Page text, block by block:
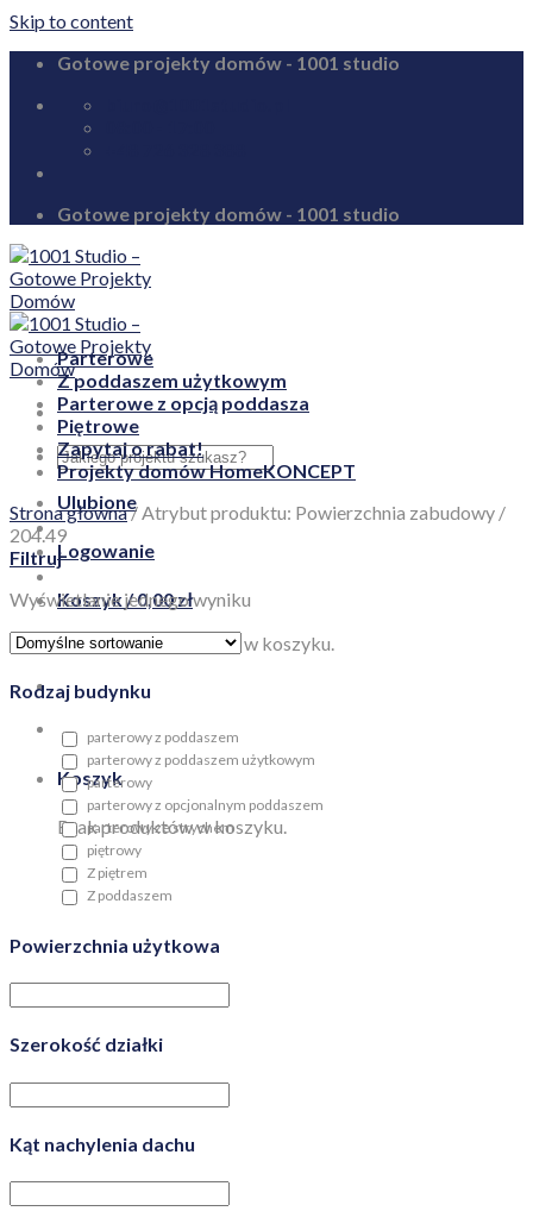
Skip to content
Gotowe projekty domów - 1001 studio
Gotowe projekty domów - 1001 studio
Ulubione
Logowanie
Koszyk /0,00zł
Brak produktów w koszyku.
Koszyk
Brak produktów w koszyku.
Parterowe
Z poddaszem użytkowym
Parterowe z opcją poddasza
Piętrowe
Zapytaj o rabat!
Projekty domów HomeKONCEPT
Strona główna/Atrybut produktu: Powierzchnia zabudowy /
204.49
Filtruj
Wyświetlanie jednego wyniku
Rodzaj budynku
parterowy z poddaszem
parterowy z poddaszem użytkowym
parterowy
parterowy z opcjonalnym poddaszem
parterowy ze strychem
piętrowy
Z piętrem
Z poddaszem
Powierzchnia użytkowa
Szerokość działki
Kąt nachylenia dachu